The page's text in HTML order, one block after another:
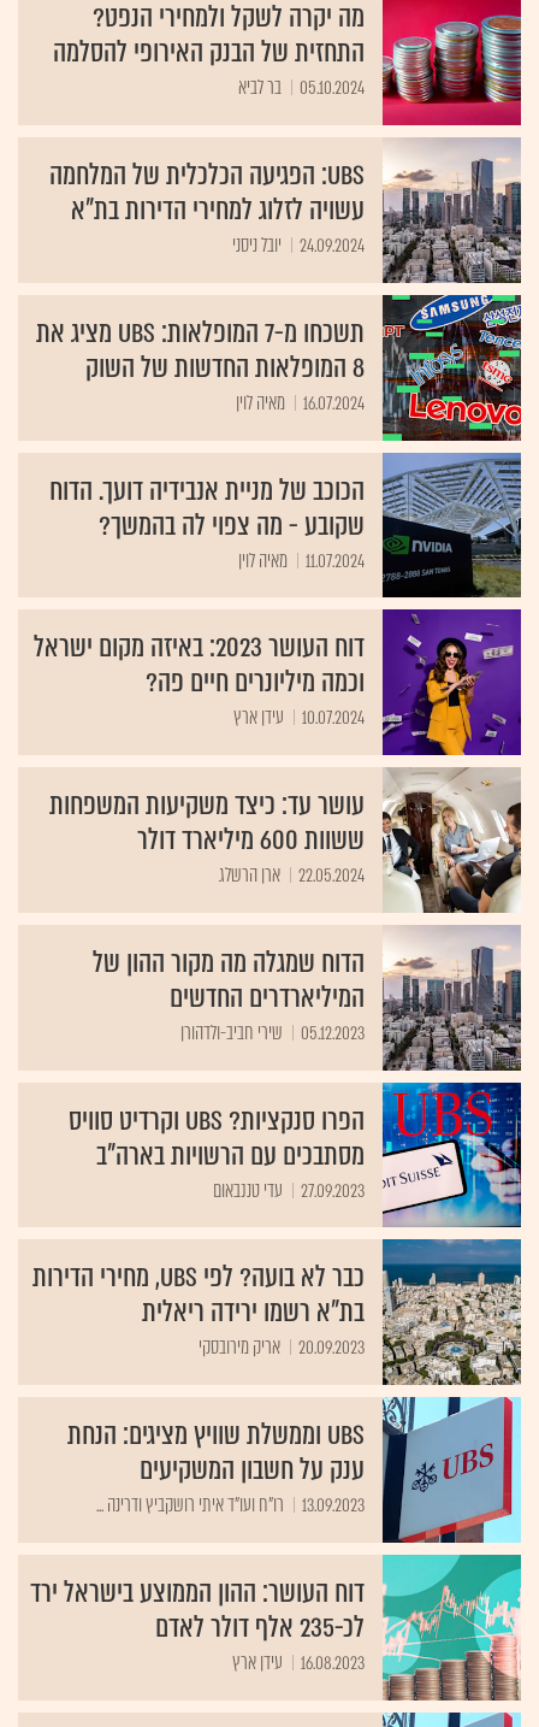
מה יקרה לשקל ולמחירי הנפט?
התחזית של הבנק האירופי להסלמה
05.10.2024 בר לביא
UBS: הפגיעה הכלכלית של המלחמה
עשויה לזלוג למחירי הדירות בת"א
24.09.2024 יובל ניסני
תשכחו מ-7 המופלאות: UBS מציג את
8 המופלאות החדשות של השוק
16.07.2024 מאיה לוין
הכוכב של מניית אנבידיה דועך. הדוח
שקובע - מה צפוי לה בהמשך?
11.07.2024 מאיה לוין
דוח העושר 2023: באיזה מקום ישראל
וכמה מיליונרים חיים פה?
10.07.2024 עידן ארץ
עושר עד: כיצד משקיעות המשפחות
ששוות 600 מיליארד דולר
22.05.2024 ארן הרשלג
הדוח שמגלה מה מקור ההון של
המיליארדרים החדשים
05.12.2023 שירי חביב-ולדהורן
הפרו סנקציות? UBS וקרדיט סוויס
מסתבכים עם הרשויות בארה"ב
27.09.2023 עדי טננבאום
כבר לא בועה? לפי UBS, מחירי הדירות
בת"א רשמו ירידה ריאלית
20.09.2023 אריק מירובסקי
UBS וממשלת שוויץ מציגים: הנחת
ענק על חשבון המשקיעים
13.09.2023 רו"ח ועו"ד איתי רושקביץ ודרינה ...
דוח העושר: ההון הממוצע בישראל ירד
לכ-235 אלף דולר לאדם
16.08.2023 עידן ארץ